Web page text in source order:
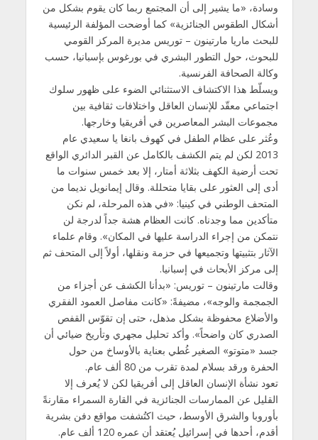
وسادة، «ما يشير إلى أن المجتمع ربما كان يقوم بشكل من
أشكال الطقوس الجنائزية» كما أوضحت المؤلفة الرئيسية
للبحث ماريا مارتينون – توريس مديرة المركز القومي
للبحوث، حول التطور البشري في بورغوس بإسبانيا، حسب
وكالة الصحافة الفرنسية.
ويسلّط هذا الاكتشاف الاستثنائي الضوء على ظهور سلوك
اجتماعي معقّد للإنسان العاقل واختلافات ثقافية بين
مجموعات البشر المعاصرين في أفريقيا وخارجها.
وعُثر على عظام الطفل في كهوف بانغا يا سعيدي عام
2013 لكن لم يتم الكشف بالكامل عن القبر الدائري الواقع
تحت أرضية الكهف بثلاثة أمتار، إلا بعد خمس سنوات ما
أدى إلى العثور على بقايا متحللة. وقال إيمانويل نديما من
المتحف الوطني في كينيا: «في هذه المرحلة، لم نكن
متأكدين مما وجدناه. كانت العظام هشة جداً لدرجة لن
نتمكن من إجراء الدراسة عليها في المكان». وقام علماء
الآثار بتثبيتها وتجميعها في حزمة ونقلها، أولاً إلى المتحف ثم
إلى مركز الأبحاث في إسبانيا.
وقالت مارتينون – توريس: «بدأنا الكشف عن أجزاء من
الجمجمة والوجه»، مضيفةً: «كانت مفاصل العمود الفقري
والأضلاع محفوظة بشكل مذهل، حتى إن تقوّس القفص
الصدري كان واضحاً». وأكد تحليل مجهري وتأريخ ضيائي أن
جسد «متوتو» الصغير غُطي بعناية بالأوساخ من حول
الحفرة ورقد بسلام لمدة تقرب من 80 ألف عام.
تعود نشأة الإنسان العاقل إلى أفريقيا لكن لا يُعرف إلا
القليل عن الممارسات الجنائزية في القارة السمراء مقارنةً
بأوروبا والشرق الأوسط، حيث اكتُشفت مواقع دفن بشرية
أقدم، أحدها في إسرائيل يُعتقد أن عمره 120 ألف عام.